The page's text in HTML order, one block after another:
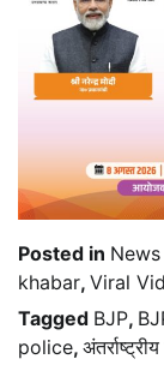
Posted in
khabar, Viral
Tagged BJP,
police,